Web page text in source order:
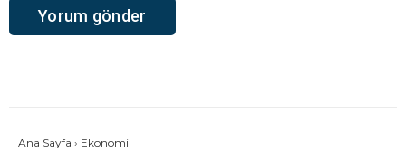
Ana Sayfa › Ekonomi